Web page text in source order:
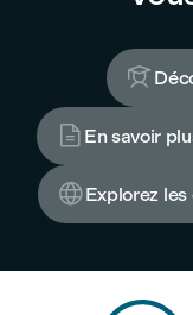

 En savoir
Explorez